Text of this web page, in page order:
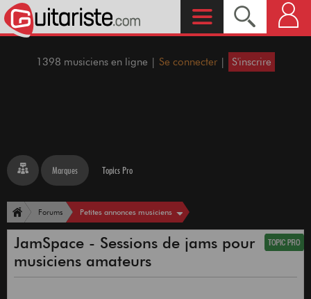
1398 musiciens en ligne | Se connecter | S'inscrire
Marques Topics Pro
Forums Petites annonces musiciens
JamSpace - Sessions de jams pour
musiciens amateurs